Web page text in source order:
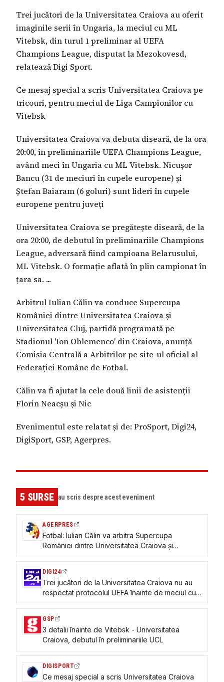
Trei jucători de la Universitatea Craiova au oferit
imaginile serii în Ungaria, la meciul cu ML
Vitebsk, din turul 1 preliminar al UEFA
Champions League, disputat la Mezokovesd,
relatează Digi Sport.
Ce mesaj special a scris Universitatea Craiova pe
tricouri, pentru meciul de Liga Campionilor cu
Vitebsk
Universitatea Craiova va debuta diseară, de la ora
20:00, în preliminariile UEFA Champions League,
având meci în Ungaria cu ML Vitebsk. Nicușor
Bancu (31 de meciuri în cupele europene) și
Ștefan Baiaram (6 goluri) sunt lideri în cupele
europene pentru juveți
Universitatea Craiova se pregătește diseară, de la
ora 20:00, de debutul în preliminariile Champions
League, adversară fiind campioana Belarusului,
ML Vitebsk. O formație aflată în plin campionat în
țara sa. ...
Arbitrul Iulian Călin va conduce Supercupa
României dintre Universitatea Craiova și
Universitatea Cluj, partidă programată pe
Stadionul 'Ion Oblemenco' din Craiova, anunță
Comisia Centrală a Arbitrilor pe site-ul oficial al
Federației Române de Fotbal.
Călin va fi ajutat la cele două linii de asistenții
Florin Neacșu și Nic
Evenimentul este relatat și de: ProSport, Digi24,
DigiSport, GSP, Agerpres.
5SURSE au scris despre acest eveniment
AGERPRES
Fotbal: Iulian Călin va arbitra Supercupa
României dintre Universitatea Craiova și
Universitatea Cluj
DIGI24
Trei jucători de la Universitatea Craiova nu au
respectat protocolul UEFA înainte de meciul cu
bielorușii, jucat în Ungaria
GSP
3 detalii înainte de Vitebsk - Universitatea
Craiova, debutul în preliminariile UCL
DIGISPORT
Ce mesaj special a scris Universitatea Craiova